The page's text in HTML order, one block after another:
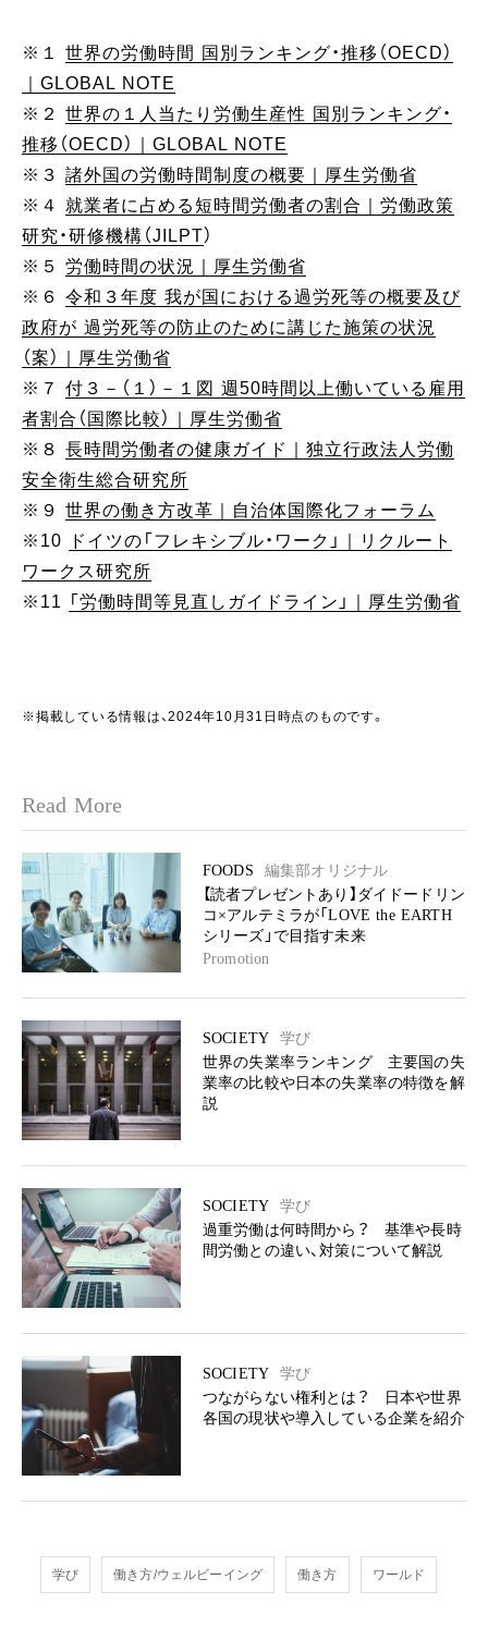
※１ 世界の労働時間 国別ランキング・推移（OECD）
｜GLOBAL NOTE
※２ 世界の１人当たり労働生産性 国別ランキング・
推移（OECD）｜GLOBAL NOTE
※３ 諸外国の労働時間制度の概要｜厚生労働省
※４ 就業者に占める短時間労働者の割合｜労働政策
研究・研修機構（JILPT）
※５ 労働時間の状況｜厚生労働省
※６ 令和３年度 我が国における過労死等の概要及び
政府が 過労死等の防止のために講じた施策の状況
（案）｜厚生労働省
※７ 付３－（１）－１図 週50時間以上働いている雇用
者割合（国際比較）｜厚生労働省
※８ 長時間労働者の健康ガイド｜独立行政法人労働
安全衛生総合研究所
※９ 世界の働き方改革｜自治体国際化フォーラム
※10
ドイツの「フレキシブル・ワーク」｜リクルート
ワークス研究所
※11 「労働時間等見直しガイドライン」｜厚生労働省
※掲載している情報は、2024年10月31日時点のものです。
Read More
FOODS
編集部オリジナル
【読者プレゼントあり】ダイドードリン
コ×アルテミラが「LOVE the EARTH
シリーズ」で目指す未来
Promotion
SOCIETY
学び
世界の失業率ランキング 主要国の失
業率の比較や日本の失業率の特徴を解
説
SOCIETY
学び
過重労働は何時間から？ 基準や長時
間労働との違い、対策について解説
SOCIETY
学び
つながらない権利とは？ 日本や世界
各国の現状や導入している企業を紹介
学び 働き方/ウェルビーイング 働き方 ワールド